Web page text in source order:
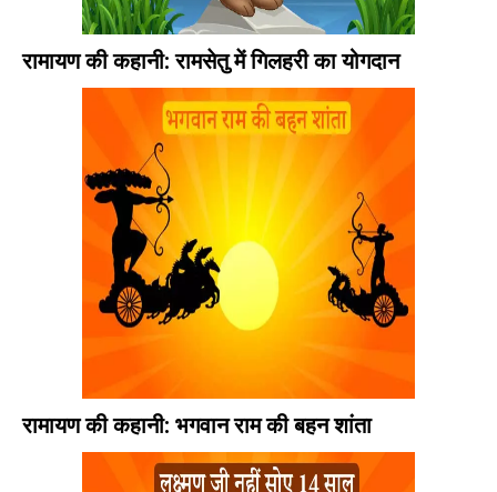
रामायण की कहानी: रामसेतु में गिलहरी का योगदान
रामायण की कहानी: भगवान राम की बहन शांता